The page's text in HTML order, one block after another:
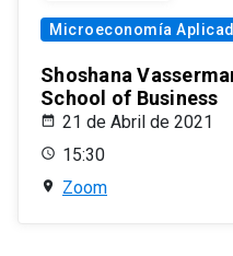
Microeconomía
Shoshana
School of Business
21 de Abril de 2021
15:30
Zoom